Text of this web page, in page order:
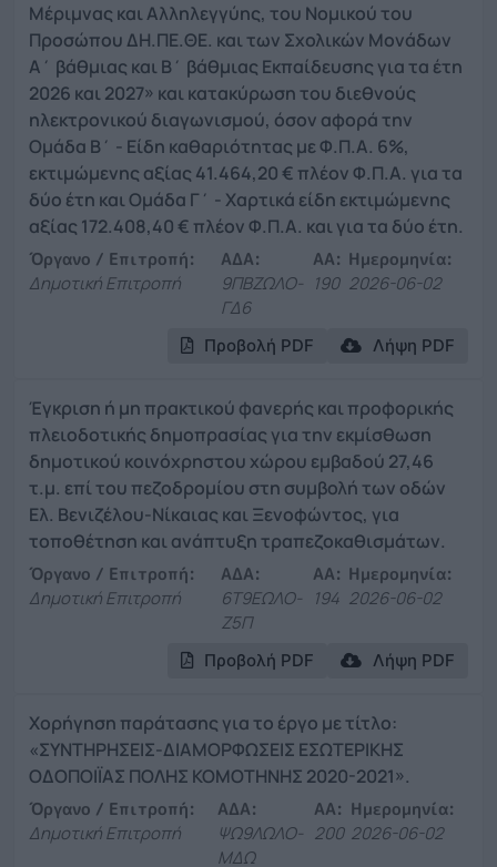
Μέριμνας και Αλληλεγγύης, του Νομικού του
Προσώπου ΔΗ.ΠΕ.ΘΕ. και των Σχολικών Μονάδων
Α΄ βάθμιας και Β΄ βάθμιας Εκπαίδευσης για τα έτη
2026 και 2027» και κατακύρωση του διεθνούς
ηλεκτρονικού διαγωνισμού, όσον αφορά την
Ομάδα Β΄ - Είδη καθαριότητας με Φ.Π.Α. 6%,
εκτιμώμενης αξίας 41.464,20 € πλέον Φ.Π.Α. για τα
δύο έτη και Ομάδα Γ΄ - Χαρτικά είδη εκτιμώμενης
αξίας 172.408,40 € πλέον Φ.Π.Α. και για τα δύο έτη.
Όργανο / Επιτροπή:
Δημοτική Επιτροπή
ΑΔΑ:
9ΠΒΖΩΛΟ-
ΓΔ6
ΑΑ:
190
Ημερομηνία:
2026-06-02
Προβολή PDF Λήψη PDF
Έγκριση ή μη πρακτικού φανερής και προφορικής
πλειοδοτικής δημοπρασίας για την εκμίσθωση
δημοτικού κοινόχρηστου χώρου εμβαδού 27,46
τ.μ. επί του πεζοδρομίου στη συμβολή των οδών
Ελ. Βενιζέλου-Νίκαιας και Ξενοφώντος, για
τοποθέτηση και ανάπτυξη τραπεζοκαθισμάτων.
Όργανο / Επιτροπή:
Δημοτική Επιτροπή
ΑΔΑ:
6Τ9ΕΩΛΟ-
Ζ5Π
ΑΑ:
194
Ημερομηνία:
2026-06-02
Προβολή PDF Λήψη PDF
Χορήγηση παράτασης για το έργο με τίτλο:
«ΣΥΝΤΗΡΗΣΕΙΣ-ΔΙΑΜΟΡΦΩΣΕΙΣ ΕΣΩΤΕΡΙΚΗΣ
ΟΔΟΠΟΙΪΑΣ ΠΟΛΗΣ ΚΟΜΟΤΗΝΗΣ 2020-2021».
Όργανο / Επιτροπή:
Δημοτική Επιτροπή
ΑΔΑ:
ΨΩ9ΛΩΛΟ-
ΜΔΩ
ΑΑ:
200
Ημερομηνία:
2026-06-02